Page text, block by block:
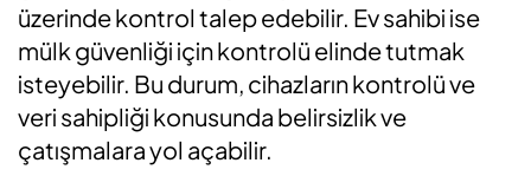
üzerinde kontrol talep edebilir. Ev sahibi ise
mülk güvenliği için kontrolü elinde tutmak
isteyebilir. Bu durum, cihazların kontrolü ve
veri sahipliği konusunda belirsizlik ve
çatışmalara yol açabilir.